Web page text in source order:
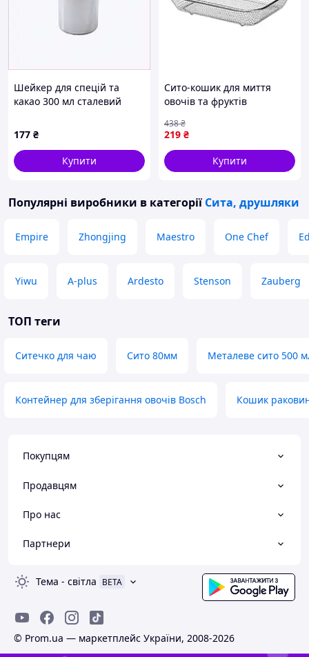
Шейкер для спецій та
какао 300 мл сталевий
177 ₴
Купити
Сито-кошик для миття
овочів та фруктів
нержавіючої сталі HP-19-
23-M
219 ₴
438₴
Купити
Популярні виробники в категорії Сита, друшляки
Empire Zhongjing Maestro One Chef
Yiwu A-plus Ardesto Stenson Zauberg
ТОП теги
Ситечко для чаю Сито 80мм Металеве сито 500
Контейнер для зберігання овочів Bosch Кошик
Покупцям
Продавцям
Про нас
Партнери
Тема - світла BETA
© Prom.ua — маркетплейс України, 2008-2026